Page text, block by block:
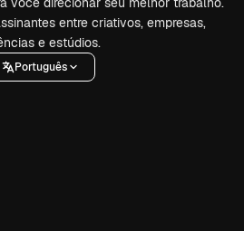
entre criativos, empresas,
e estúdios.
Português